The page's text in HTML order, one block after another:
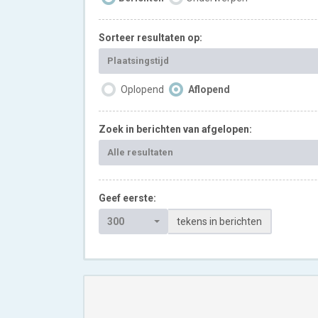
Sorteer resultaten op:
Plaatsingstijd
Oplopend Aflopend
Zoek in berichten van afgelopen:
Alle resultaten
Geef eerste:
300 tekens in berichten